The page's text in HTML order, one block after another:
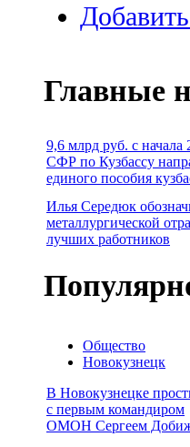
Главные
9,6 млрд руб. с начала
СФР по Кузбассу
единого пособия
Илья Середюк
металлургической
лучших работников
Общество
Новокузнецк
В Новокузнецке
с первым командиром
ОМОН Сергеем